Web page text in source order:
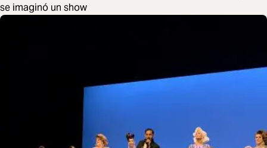
se imaginó un show